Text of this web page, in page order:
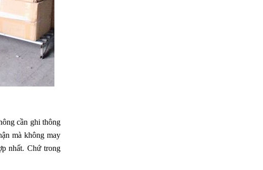
cần ghi thông
mà không may
nhất. Chứ trong